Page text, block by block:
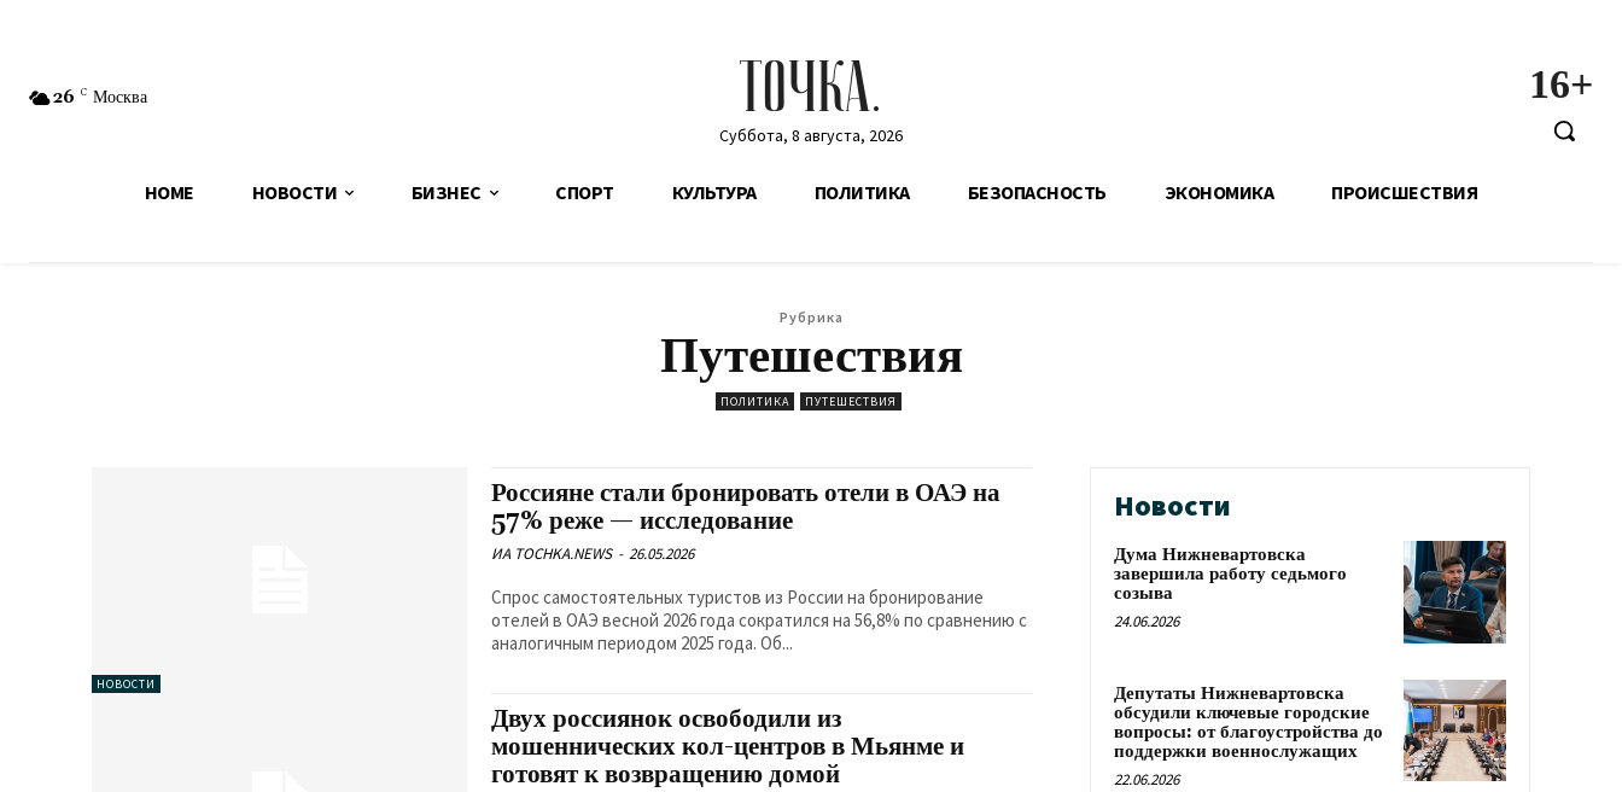
26 C Москва ТОЧКА.
Суббота, 8 августа, 2026
16+
HOME НОВОСТИ БИЗНЕС СПОРТ КУЛЬТУРА ПОЛИТИКА БЕЗОПАСНОСТЬ ЭКОНОМИКА ПРОИСШЕСТВИЯ
Рубрика
Путешествия
ПОЛИТИКА ПУТЕШЕСТВИЯ
НОВОСТИ
Россияне стали бронировать отели в ОАЭ на
57% реже — исследование
ИА TOCHKA.NEWS - 26.05.2026
Спрос самостоятельных туристов из России на бронирование
отелей в ОАЭ весной 2026 года сократился на 56,8% по сравнению с
аналогичным периодом 2025 года. Об...
Двух россиянок освободили из
мошеннических кол-центров в Мьянме и
готовят к возвращению домой
Новости
Дума Нижневартовска
завершила работу седьмого
созыва
24.06.2026
Депутаты Нижневартовска
обсудили ключевые городские
вопросы: от благоустройства до
поддержки военнослужащих
22.06.2026